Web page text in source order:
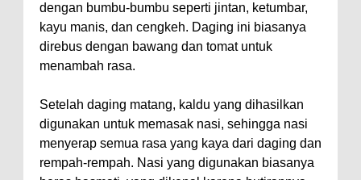
dengan bumbu-bumbu seperti jintan, ketumbar,
kayu manis, dan cengkeh. Daging ini biasanya
direbus dengan bawang dan tomat untuk
menambah rasa.
Setelah daging matang, kaldu yang dihasilkan
digunakan untuk memasak nasi, sehingga nasi
menyerap semua rasa yang kaya dari daging dan
rempah-rempah. Nasi yang digunakan biasanya